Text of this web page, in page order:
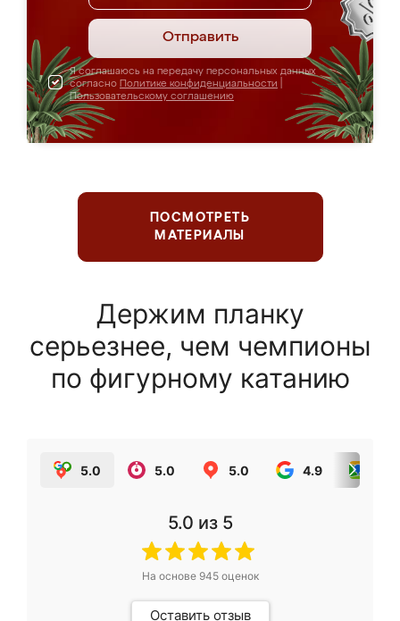
Отправить
Я соглашаюсь на передачу персональных данных
согласно Политике конфиденциальности
Пользовательскому соглашению
ПОСМОТРЕТЬ
МАТЕРИАЛЫ
Держим планку
серьезнее, чем чемпионы
по фигурному катанию
5.0 5.0 5.0 4.9
5.0 из 5
На основе 945оценок
Оставить отзыв